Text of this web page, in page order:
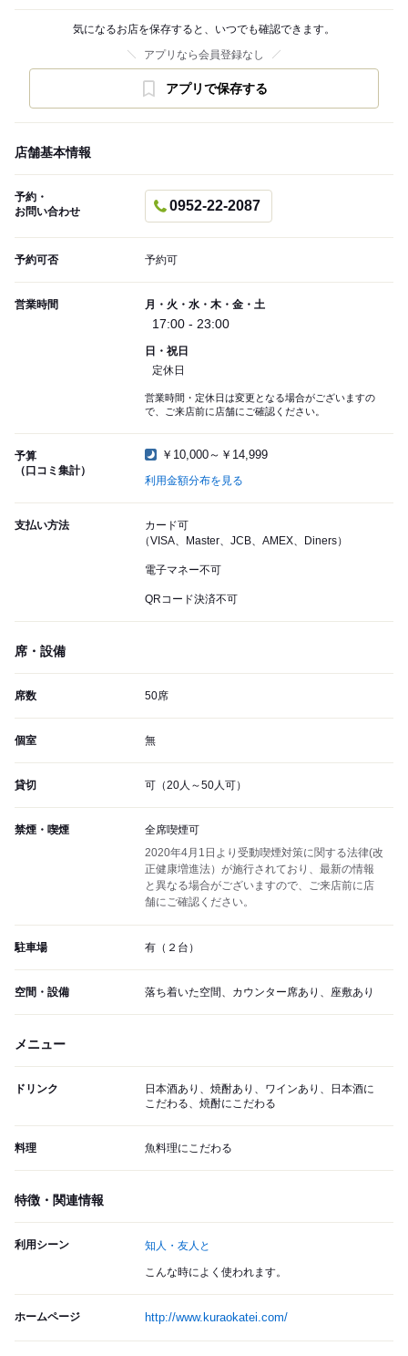
気になるお店を保存すると、いつでも確認できます。
アプリなら会員登録なし
アプリで保存する
店舗基本情報
予約・
お問い合わせ
0952-22-2087
予約可否 予約可
営業時間 月・火・水・木・金・土
17:00 - 23:00
日・祝日
定休日
営業時間・定休日は変更となる場合がございますの
で、ご来店前に店舗にご確認ください。
予算
（口コミ集計）
￥10,000～￥14,999
利用金額分布を見る
支払い方法
カード可
（VISA、Master、JCB、AMEX、Diners）
電子マネー不可
QRコード決済不可
席・設備
席数 50席
個室 無
貸切 可（20人～50人可）
禁煙・喫煙
全席喫煙可
2020年4月1日より受動喫煙対策に関する法律(改
正健康増進法）が施行されており、最新の情報
と異なる場合がございますので、ご来店前に店
舗にご確認ください。
駐車場 有（２台）
空間・設備 落ち着いた空間、カウンター席あり、座敷あり
メニュー
ドリンク
日本酒あり、焼酎あり、ワインあり、日本酒に
こだわる、焼酎にこだわる
料理 魚料理にこだわる
特徴・関連情報
利用シーン 知人・友人と
こんな時によく使われます。
ホームページ http://www.kuraokatei.com/